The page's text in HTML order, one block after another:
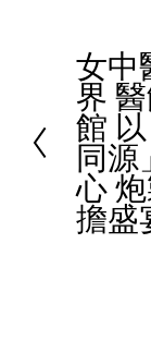
P
r
e
v
i
o
女中
界
館
同源
心
擔盛